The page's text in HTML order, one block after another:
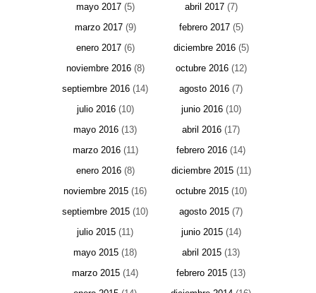
mayo 2017(5) abril 2017(7)
marzo 2017(9) febrero 2017(5)
enero 2017(6) diciembre 2016(5)
noviembre 2016(8) octubre 2016(12)
septiembre 2016 (14) agosto 2016 (7)
julio 2016(10) junio 2016(10)
mayo 2016 (13) abril 2016 (17)
marzo 2016(11) febrero 2016 (14)
enero 2016(8) diciembre 2015(11)
noviembre 2015 (16) octubre 2015(10)
septiembre 2015 (10) agosto 2015 (7)
julio 2015 (11) junio 2015(14)
mayo 2015 (18) abril 2015 (13)
marzo 2015 (14) febrero 2015 (13)